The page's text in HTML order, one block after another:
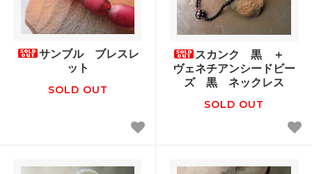
サンブル ブレスレ
ット
SOLD OUT
スカンク 黒 ＋
ヴェネチアンシードビー
ズ 黒 ネックレス
SOLD OUT